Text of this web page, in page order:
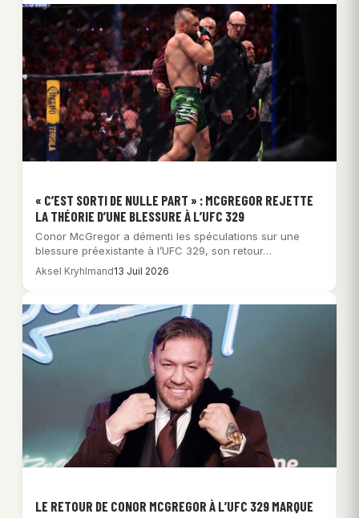
« C’EST SORTI DE NULLE PART » : MCGREGOR REJETTE
LA THÉORIE D’UNE BLESSURE À L’UFC 329
Conor McGregor a démenti les spéculations sur une
blessure préexistante à l’UFC 329, son retour…
Aksel Kryhlmand13 Juil 2026
LE RETOUR DE CONOR MCGREGOR À L’UFC 329 MARQUE